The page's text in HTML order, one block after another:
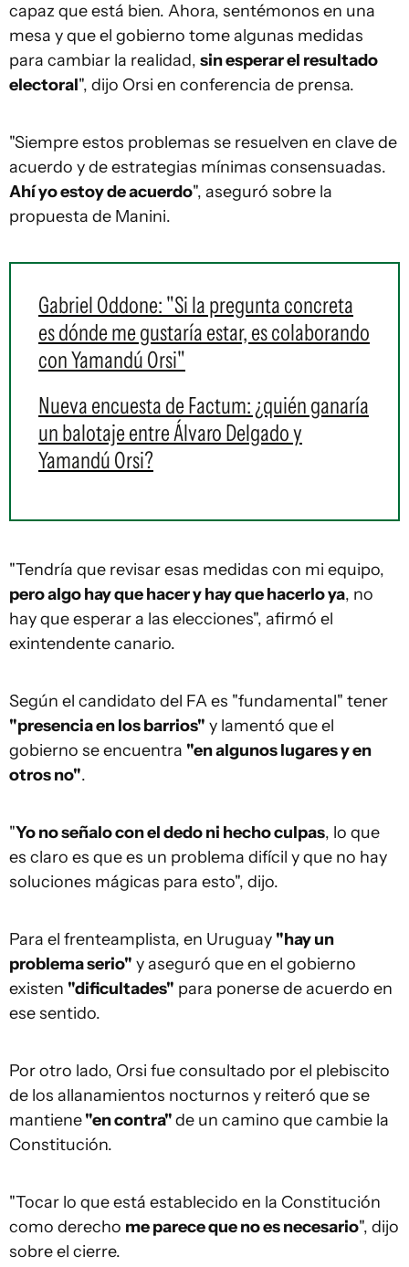
capaz que está bien. Ahora, sentémonos en una
mesa y que el gobierno tome algunas medidas
para cambiar la realidad, sin esperar el resultado
electoral", dijo Orsi en conferencia de prensa.
"Siempre estos problemas se resuelven en clave de
acuerdo y de estrategias mínimas consensuadas.
Ahí yo estoy de acuerdo", aseguró sobre la
propuesta de Manini.
Gabriel Oddone: "Si la pregunta concreta
es dónde me gustaría estar, es colaborando
con Yamandú Orsi"
Nueva encuesta de Factum: ¿quién ganaría
un balotaje entre Álvaro Delgado y
Yamandú Orsi?
"Tendría que revisar esas medidas con mi equipo,
pero algo hay que hacer y hay que hacerlo ya, no
hay que esperar a las elecciones", afirmó el
exintendente canario.
Según el candidato del FA es "fundamental" tener
"presencia en los barrios" y lamentó que el
gobierno se encuentra "en algunos lugares y en
otros no".
"Yo no señalo con el dedo ni hecho culpas, lo que
es claro es que es un problema difícil y que no hay
soluciones mágicas para esto", dijo.
Para el frenteamplista, en Uruguay "hay un
problema serio" y aseguró que en el gobierno
existen "dificultades" para ponerse de acuerdo en
ese sentido.
Por otro lado, Orsi fue consultado por el plebiscito
de los allanamientos nocturnos y reiteró que se
mantiene"en contra"de un camino que cambie la
Constitución.
"Tocar lo que está establecido en la Constitución
como derecho me parece que no es necesario", dijo
sobre el cierre.